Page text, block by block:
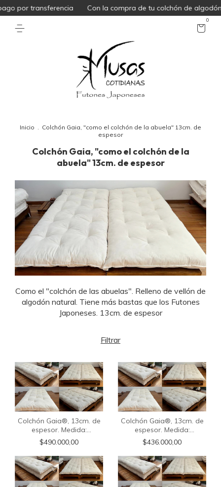
por transferencia Con la compra de tu colchón de
0
Inicio . Colchón Gaia, "como el colchón de la abuela" 13cm. de
espesor
Colchón Gaia, "como el colchón de la
abuela" 13cm. de espesor
Como el "colchón de las abuelas". Relleno de vellón de
algodón natural. Tiene más bastas que los Futones
Japoneses. 13cm. de espesor
Filtrar
Colchón Gaia®, 13cm. de
espesor. Medida:
0.80x2.00m. Con funda
externa.
$490.000,00
Colchón Gaia®, 13cm. de
espesor. Medida:
0.80x2.00m. Sin funda
externa.
$436.000,00